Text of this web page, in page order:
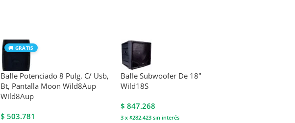
🚚 GRATIS
Bafle Potenciado 8 Pulg. C/ Usb,
Bt, Pantalla Moon Wild8Aup
Wild8Aup
$ 503.781
Bafle Subwoofer De 18″
Wild18S
$ 847.268
3 x $282.423sin interés